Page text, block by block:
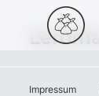
Leroma
Impressum